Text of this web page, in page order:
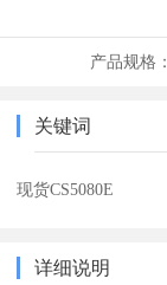
产品规格：
关键词
现货CS5080E
详细说明